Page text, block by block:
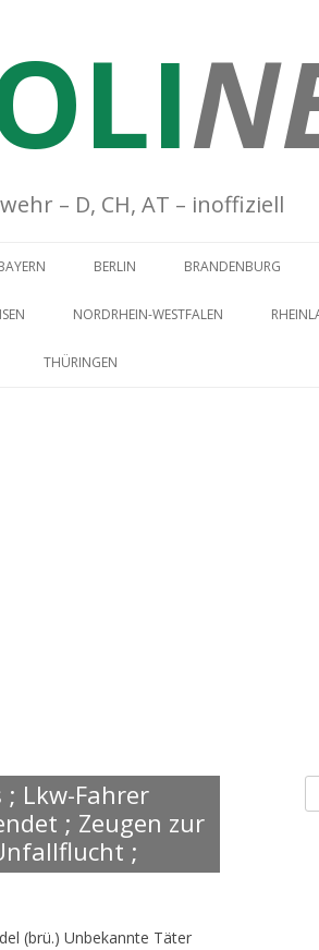
– D, CH, AT – inoffiziell
BERLIN BRANDENBURG
NORDRHEIN-WESTFALEN
THÜRINGEN
; Lkw-Fahrer
; Zeugen zur
;
(brü.) Unbekannte Täter